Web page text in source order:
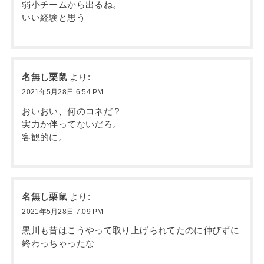
弱小チームから出るね。
いい経験と思う
名無し栗鼠 より:
2021年5月28日 6:54 PM
おいおい、何のコネだ？
実力か伴ってないだろ。
客観的に。
名無し栗鼠 より:
2021年5月28日 7:09 PM
黒川も昔はこうやって取り上げられてたのに伸びずに
終わっちゃったな